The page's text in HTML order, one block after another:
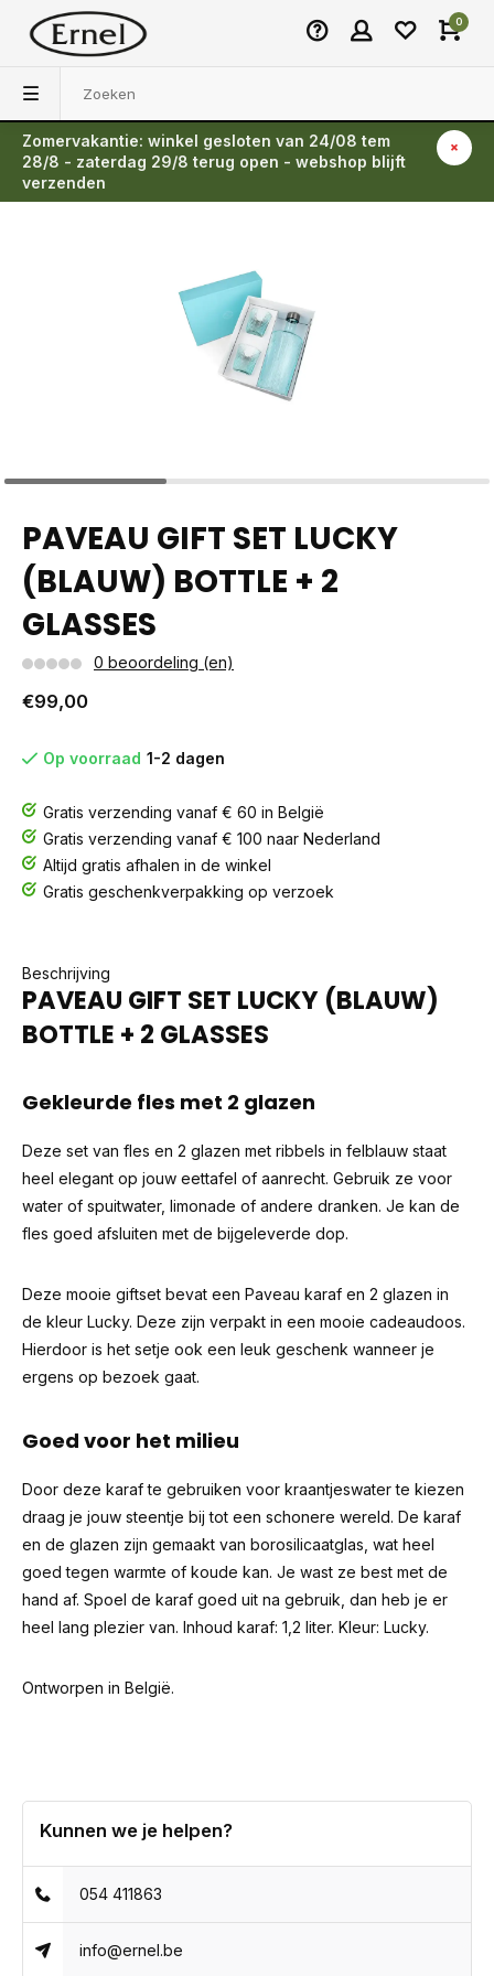
0
Zomervakantie: winkel gesloten van 24/08 tem
28/8 - zaterdag 29/8 terug open - webshop blijft
verzenden
Terug
PAVEAU GIFT SET LUCKY
(BLAUW) BOTTLE + 2
GLASSES
0 beoordeling (en)
€99,00
Op voorraad 1-2 dagen
Gratis verzending vanaf € 60 in België
Gratis verzending vanaf € 100 naar Nederland
Altijd gratis afhalen in de winkel
Gratis geschenkverpakking op verzoek
Beschrijving
PAVEAU GIFT SET LUCKY (BLAUW)
BOTTLE + 2 GLASSES
Gekleurde fles met 2 glazen
Deze set van fles en 2 glazen met ribbels in felblauw staat
heel elegant op jouw eettafel of aanrecht. Gebruik ze voor
water of spuitwater, limonade of andere dranken. Je kan de
fles goed afsluiten met de bijgeleverde dop.
Deze mooie giftset bevat een Paveau karaf en 2 glazen in
de kleur Lucky. Deze zijn verpakt in een mooie cadeaudoos.
Hierdoor is het setje ook een leuk geschenk wanneer je
ergens op bezoek gaat.
Goed voor het milieu
Door deze karaf te gebruiken voor kraantjeswater te kiezen
draag je jouw steentje bij tot een schonere wereld. De karaf
en de glazen zijn gemaakt van borosilicaatglas, wat heel
goed tegen warmte of koude kan. Je wast ze best met de
hand af. Spoel de karaf goed uit na gebruik, dan heb je er
heel lang plezier van. Inhoud karaf: 1,2 liter. Kleur: Lucky.
Ontworpen in België.
Kunnen we je helpen?
054 411863
info@ernel.be